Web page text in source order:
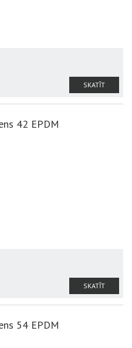
SKATĪT
42 EPDM
SKATĪT
54 EPDM